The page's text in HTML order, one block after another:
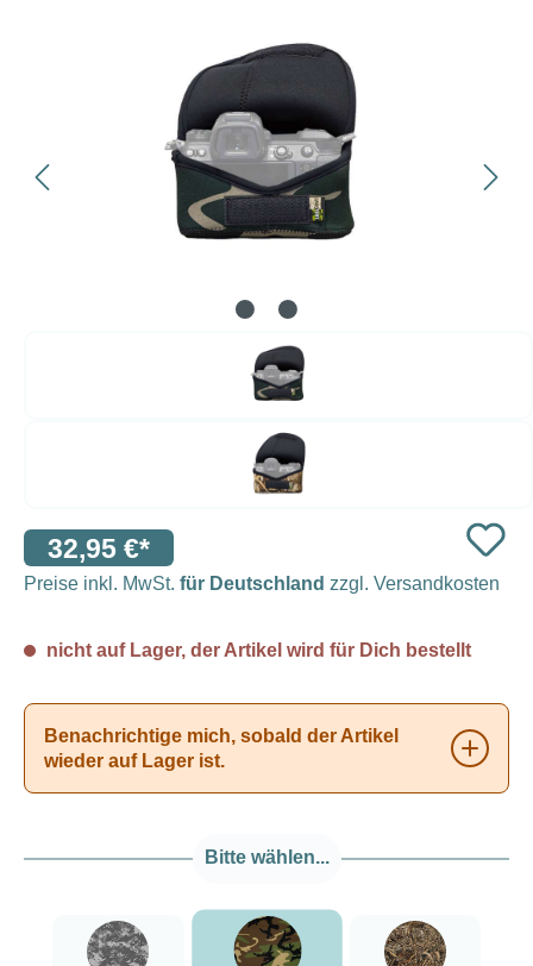
32,95 €*
Preise inkl. MwSt. für Deutschland zzgl. Versandkosten
nicht auf Lager, der Artikel wird für Dich bestellt
Benachrichtige mich, sobald der Artikel
wieder auf Lager ist.
Bitte wählen...
###Digital Camo###LensCoat###Forest Green Camo###LensCoat
###Realtree